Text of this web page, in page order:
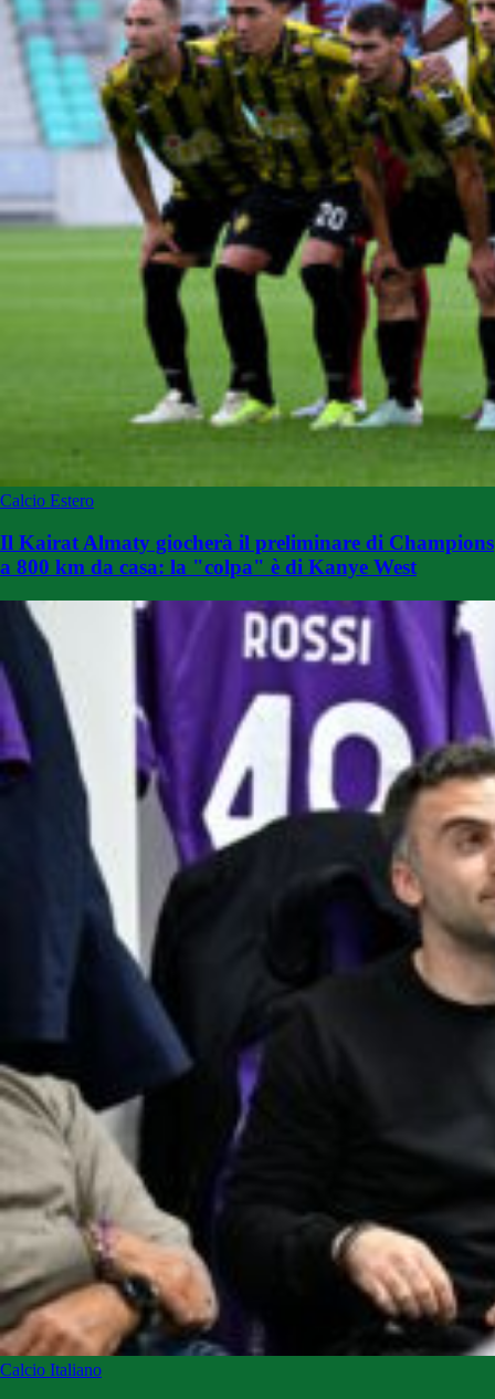
Calcio Estero
Il Kairat Almaty giocherà il preliminare di Champions
a 800 km da casa: la "colpa" è di Kanye West
Calcio Italiano